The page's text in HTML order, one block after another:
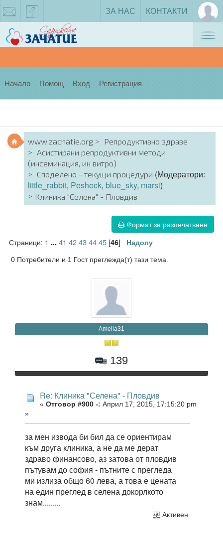
facebook
ЗА НАС КОНТАКТИ
Начало Помощ Вход Регистрация
www.zachatie.org
Репродуктивно здраве
Асистирани репродуктивни методи
(инсеминация, ин витро)
Споделено - текущи процедури (Модератори:
little_rabbit, Pesheck, blue_sky, marsi)
Клиника "Селена" - Пловдив
Формат за разпечатване
Страници: 1 ... 41 42434445[46] Надолу
0 Потребители и 1 Гост преглежда(т) тази тема.
Amelia31
139
Re: Клиника "Селена" - Пловдив
« Отговор #900 -: Април 17, 2015, 17:15:20 pm
»
за мен извода би бил да се ориентирам
към друга клиника, а не да ме дерат
здраво финансово, аз затова от пловдив
пътувам до софия - пътните с прегледа
ми излиза общо 60 лева, а това е цената
на един преглед в селена докорлкото
знам.........
Активен